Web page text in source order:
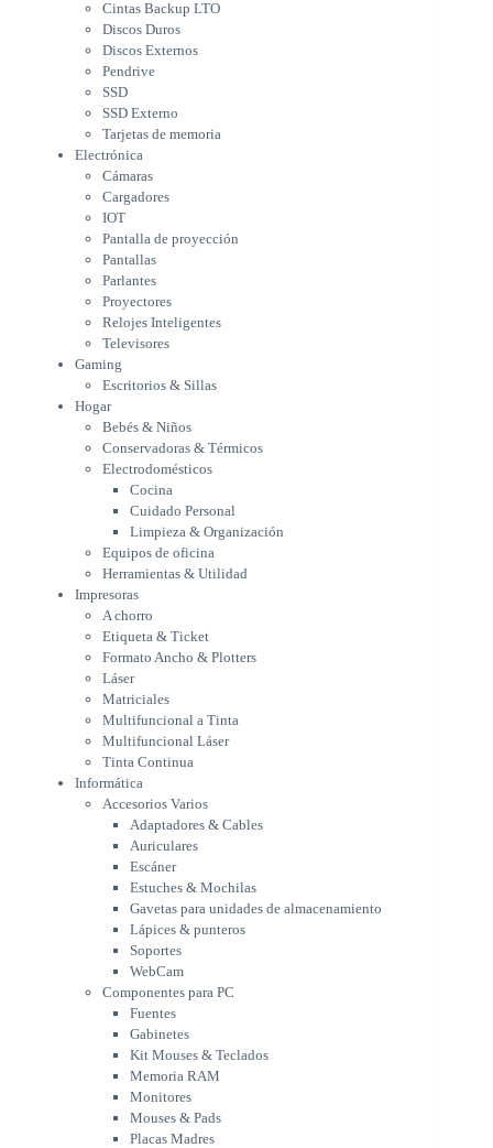
Cargadores
IOT
Pantalla de proyección
Pantallas
Parlantes
Proyectores
Relojes Inteligentes
Televisores
Gaming
Escritorios & Sillas
Hogar
Bebés & Niños
Conservadoras & Térmicos
Electrodomésticos
Cocina
Cuidado Personal
Limpieza & Organización
Equipos de oficina
Herramientas & Utilidad
Impresoras
A chorro
Etiqueta & Ticket
Formato Ancho & Plotters
Láser
Matriciales
Multifuncional a Tinta
Multifuncional Láser
Tinta Continua
Informática
Accesorios Varios
Adaptadores & Cables
Auriculares
Escáner
Estuches & Mochilas
Gavetas para unidades de
almacenamiento
Lápices & punteros
Soportes
WebCam
Componentes para PC
Fuentes
Gabinetes
Kit Mouses & Teclados
Memoria RAM
Monitores
Mouses & Pads
Placas Madres
Procesadores
Refrigeración & Enfriamiento
Tarjetas Gráficas
Teclados
Equipos NUC
Cintas Backup LTO
Discos Duros
Discos Externos
Pendrive
SSD
SSD Externo
Tarjetas de memoria
Electrónica
Cámaras
Cargadores
IOT
Pantalla de proyección
Pantallas
Parlantes
Proyectores
Relojes Inteligentes
Televisores
Gaming
Escritorios & Sillas
Hogar
Bebés & Niños
Conservadoras & Térmicos
Electrodomésticos
Cocina
Cuidado Personal
Limpieza & Organización
Equipos de oficina
Herramientas & Utilidad
Impresoras
A chorro
Etiqueta & Ticket
Formato Ancho & Plotters
Láser
Matriciales
Multifuncional a Tinta
Multifuncional Láser
Tinta Continua
Informática
Accesorios Varios
Adaptadores & Cables
Auriculares
Escáner
Estuches & Mochilas
Gavetas para unidades de almacenamiento
Lápices & punteros
Soportes
WebCam
Componentes para PC
Fuentes
Gabinetes
Kit Mouses & Teclados
Memoria RAM
Monitores
Mouses & Pads
Placas Madres